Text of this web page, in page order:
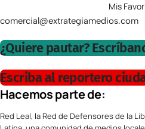
Mis
comercial@extrategiamedios.com
¿Quiere pautar?
Escriba al reportero
Hacemos parte de:
Red Leal, la Red de Defensores de la